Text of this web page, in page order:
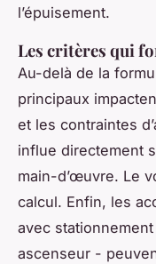
l’épuisement.
Les critères qui
Au-delà de la
principaux
et les contraintes
influe directement
main-d’œuvre. Le
calcul. Enfin, les
avec
ascenseur -